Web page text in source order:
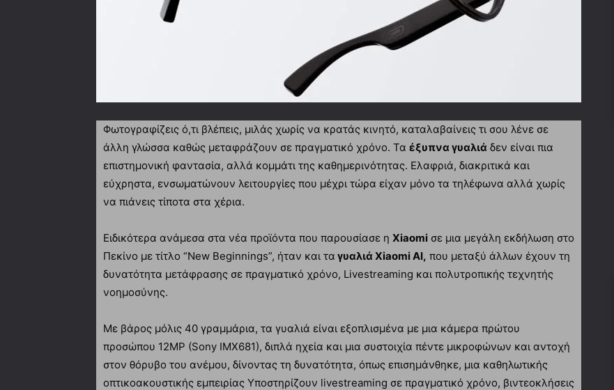
Φωτογραφίζεις ό,τι βλέπεις, μιλάς χωρίς να κρατάς κινητό, καταλαβαίνεις τι σου λένε σε
άλλη γλώσσα καθώς μεταφράζουν σε πραγματικό χρόνο. Τα έξυπνα γυαλιά δεν είναι πια
επιστημονική φαντασία, αλλά κομμάτι της καθημερινότητας. Ελαφριά, διακριτικά και
εύχρηστα, ενσωματώνουν λειτουργίες που μέχρι τώρα είχαν μόνο τα τηλέφωνα αλλά χωρίς
να πιάνεις τίποτα στα χέρια.
Ειδικότερα ανάμεσα στα νέα προϊόντα που παρουσίασε η Xiaomi σε μια μεγάλη εκδήλωση στο
Πεκίνο με τίτλο “New Beginnings”, ήταν και τα γυαλιά Xiaomi AI, που μεταξύ άλλων έχουν τη
δυνατότητα μετάφρασης σε πραγματικό χρόνο, Livestreaming και πολυτροπικής τεχνητής
νοημοσύνης.
Με βάρος μόλις 40 γραμμάρια, τα γυαλιά είναι εξοπλισμένα με μια κάμερα πρώτου
προσώπου 12MP (Sony IMX681), διπλά ηχεία και μια συστοιχία πέντε μικροφώνων και αντοχή
στον θόρυβο του ανέμου, δίνοντας τη δυνατότητα, όπως επισημάνθηκε, μια καθηλωτικής
οπτικοακουστικής εμπειρίας Υποστηρίζουν livestreaming σε πραγματικό χρόνο, βιντεοκλήσεις